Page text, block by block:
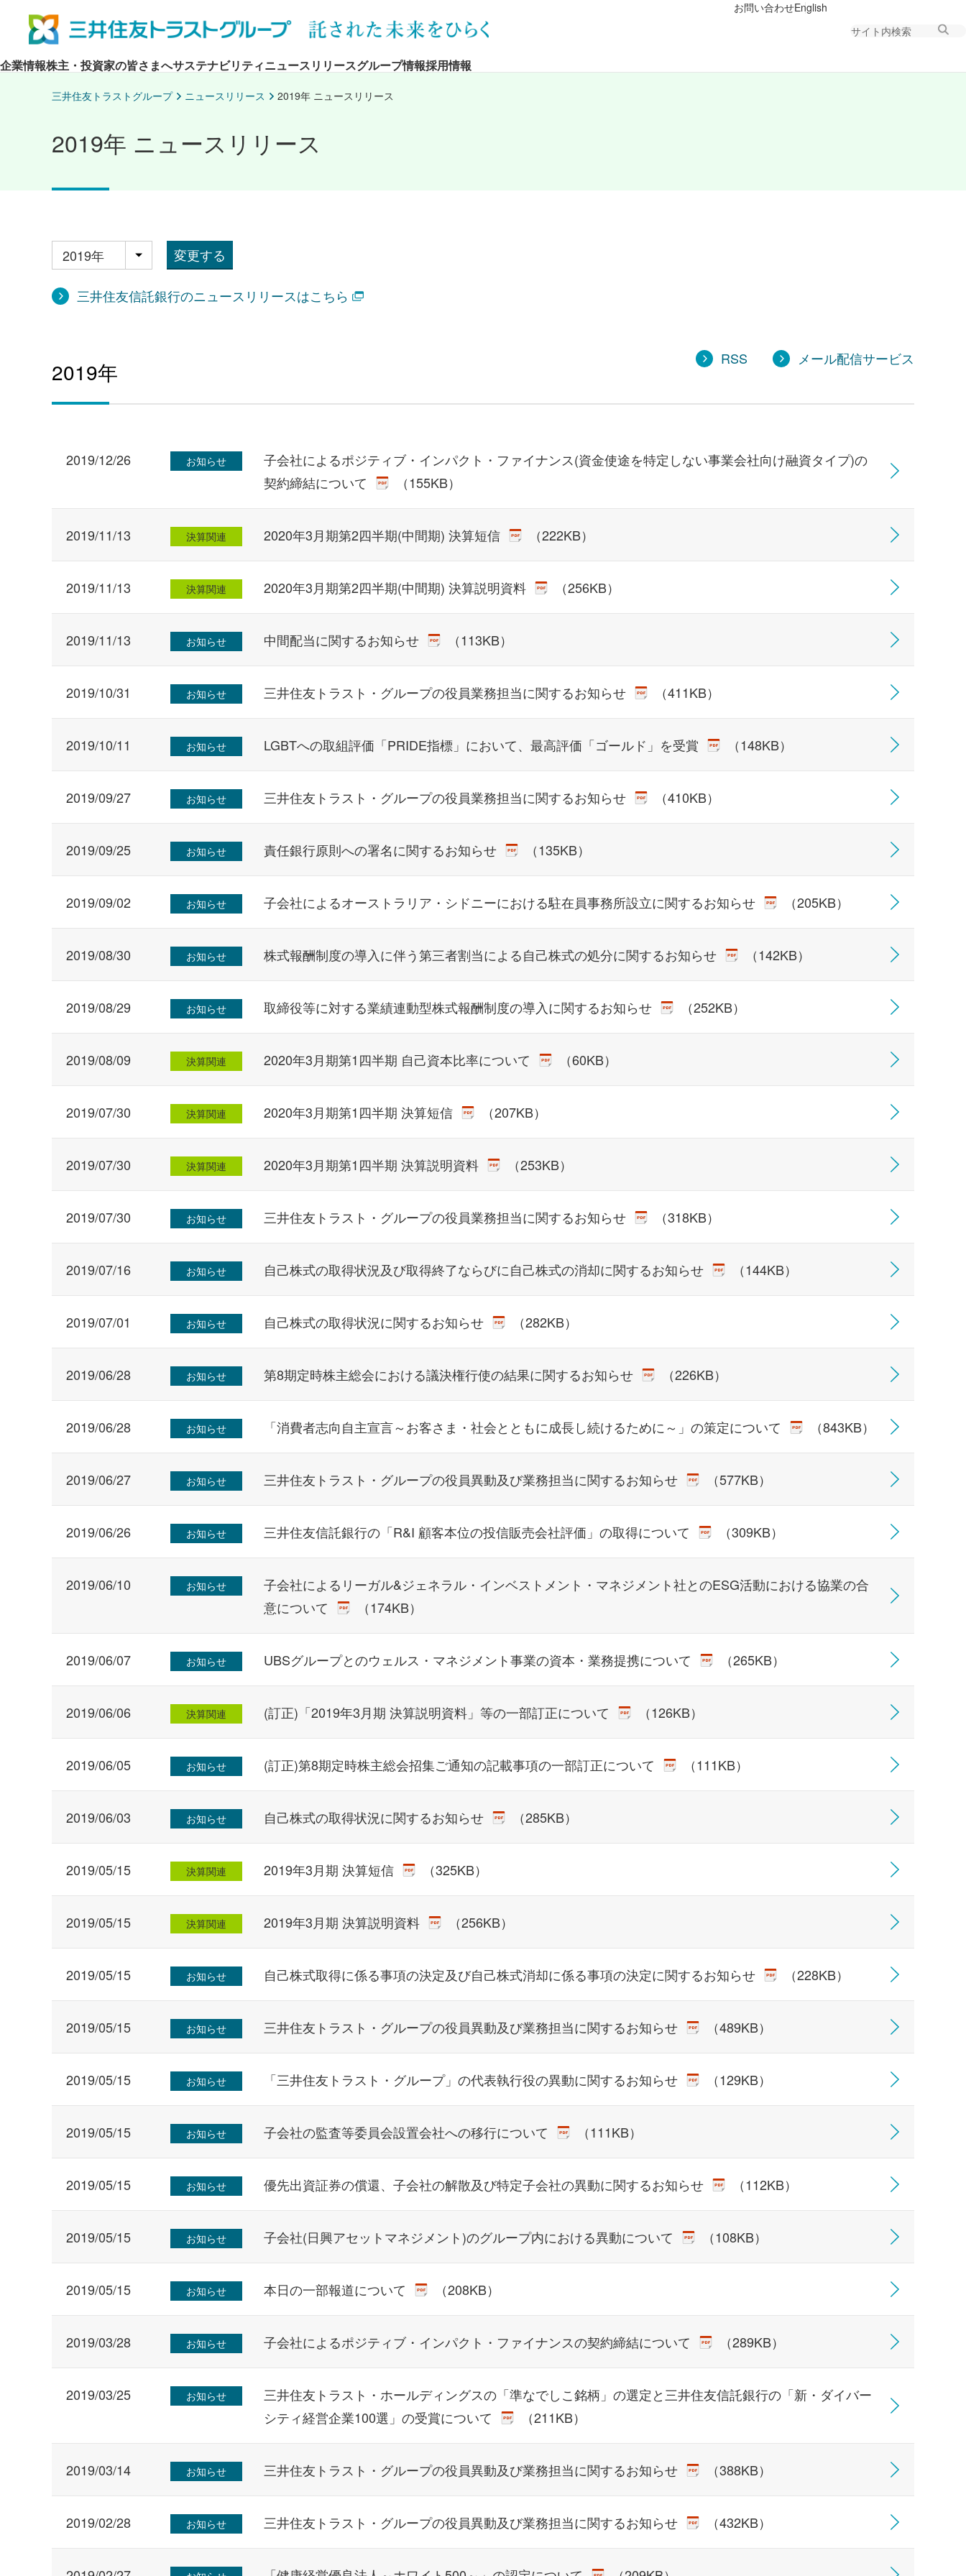
企業情報株主・投資家の皆さまへサステナビリティニュースリリースグループ情報採用情報
お問い合わせEnglish
三井住友トラストグループ ニュースリリース 2019年 ニュースリリース
2019年 ニュースリリース
年別
変更する
三井住友信託銀行のニュースリリースはこちら
2019年 RSS メール配信サービス
2019/12/26 お知らせ
子会社によるポジティブ・インパクト・ファイナンス(資金使途を特定しない事業会社向け融資タイプ)の
契約締結について
（155KB）
2019/11/13 決算関連 2020年3月期第2四半期(中間期) 決算短信 （222KB）
2019/11/13 決算関連 2020年3月期第2四半期(中間期) 決算説明資料 （256KB）
2019/11/13 お知らせ 中間配当に関するお知らせ （113KB）
2019/10/31 お知らせ 三井住友トラスト・グループの役員業務担当に関するお知らせ （411KB）
2019/10/11 お知らせ LGBTへの取組評価「PRIDE指標」において、最高評価「ゴールド」を受賞 （148KB）
2019/09/27 お知らせ 三井住友トラスト・グループの役員業務担当に関するお知らせ （410KB）
2019/09/25 お知らせ 責任銀行原則への署名に関するお知らせ （135KB）
2019/09/02 お知らせ 子会社によるオーストラリア・シドニーにおける駐在員事務所設立に関するお知らせ （205KB）
2019/08/30 お知らせ 株式報酬制度の導入に伴う第三者割当による自己株式の処分に関するお知らせ （142KB）
2019/08/29 お知らせ 取締役等に対する業績連動型株式報酬制度の導入に関するお知らせ （252KB）
2019/08/09 決算関連 2020年3月期第1四半期 自己資本比率について （60KB）
2019/07/30 決算関連 2020年3月期第1四半期 決算短信 （207KB）
2019/07/30 決算関連 2020年3月期第1四半期 決算説明資料 （253KB）
2019/07/30 お知らせ 三井住友トラスト・グループの役員業務担当に関するお知らせ （318KB）
2019/07/16 お知らせ 自己株式の取得状況及び取得終了ならびに自己株式の消却に関するお知らせ （144KB）
2019/07/01 お知らせ 自己株式の取得状況に関するお知らせ （282KB）
2019/06/28 お知らせ 第8期定時株主総会における議決権行使の結果に関するお知らせ （226KB）
2019/06/28 お知らせ 「消費者志向自主宣言～お客さま・社会とともに成長し続けるために～」の策定について （843KB）
2019/06/27 お知らせ 三井住友トラスト・グループの役員異動及び業務担当に関するお知らせ （577KB）
2019/06/26 お知らせ 三井住友信託銀行の「R&I 顧客本位の投信販売会社評価」の取得について （309KB）
2019/06/10 お知らせ
子会社によるリーガル&ジェネラル・インベストメント・マネジメント社とのESG活動における協業の合
意について
（174KB）
2019/06/07 お知らせ UBSグループとのウェルス・マネジメント事業の資本・業務提携について （265KB）
2019/06/06 決算関連 (訂正)「2019年3月期 決算説明資料」等の一部訂正について （126KB）
2019/06/05 お知らせ (訂正)第8期定時株主総会招集ご通知の記載事項の一部訂正について （111KB）
2019/06/03 お知らせ 自己株式の取得状況に関するお知らせ （285KB）
2019/05/15 決算関連 2019年3月期 決算短信 （325KB）
2019/05/15 決算関連 2019年3月期 決算説明資料 （256KB）
2019/05/15 お知らせ 自己株式取得に係る事項の決定及び自己株式消却に係る事項の決定に関するお知らせ （228KB）
2019/05/15 お知らせ 三井住友トラスト・グループの役員異動及び業務担当に関するお知らせ （489KB）
2019/05/15 お知らせ 「三井住友トラスト・グループ」の代表執行役の異動に関するお知らせ （129KB）
2019/05/15 お知らせ 子会社の監査等委員会設置会社への移行について （111KB）
2019/05/15 お知らせ 優先出資証券の償還、子会社の解散及び特定子会社の異動に関するお知らせ （112KB）
2019/05/15 お知らせ 子会社(日興アセットマネジメント)のグループ内における異動について （108KB）
2019/05/15 お知らせ 本日の一部報道について （208KB）
2019/03/28 お知らせ 子会社によるポジティブ・インパクト・ファイナンスの契約締結について （289KB）
2019/03/25 お知らせ
三井住友トラスト・ホールディングスの「準なでしこ銘柄」の選定と三井住友信託銀行の「新・ダイバー
シティ経営企業100選」の受賞について
（211KB）
2019/03/14 お知らせ 三井住友トラスト・グループの役員異動及び業務担当に関するお知らせ （388KB）
2019/02/28 お知らせ 三井住友トラスト・グループの役員異動及び業務担当に関するお知らせ （432KB）